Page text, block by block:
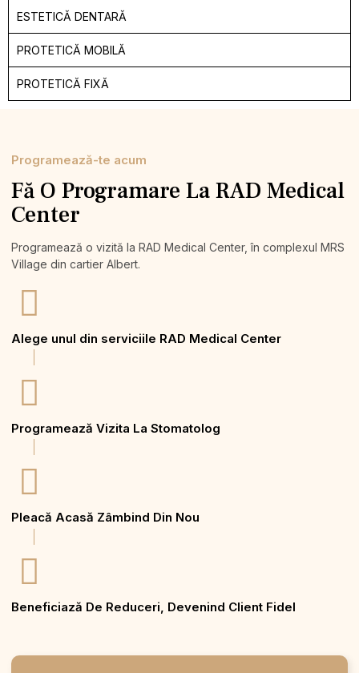
ESTETICĂ DENTARĂ
PROTETICĂ MOBILĂ
PROTETICĂ FIXĂ
Programează-te acum
Fă O Programare La RAD Medical
Center
Programează o vizită la RAD Medical Center, în complexul MRS
Village din cartier Albert.
Alege unul din serviciile RAD Medical Center
Programează Vizita La Stomatolog
Pleacă Acasă Zâmbind Din Nou
Beneficiază De Reduceri, Devenind Client Fidel